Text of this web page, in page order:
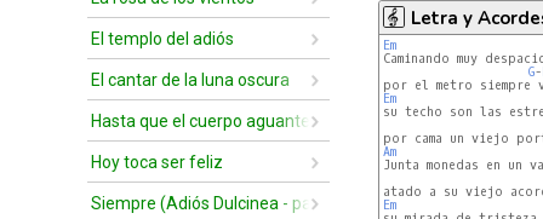
El templo del adiós
El cantar de la luna oscura
Hasta que el cuerpo aguante
Hoy toca ser feliz
Siempre (Adiós Dulcinea - parte II)
Letra y
Em
G-
Em
Am
Em